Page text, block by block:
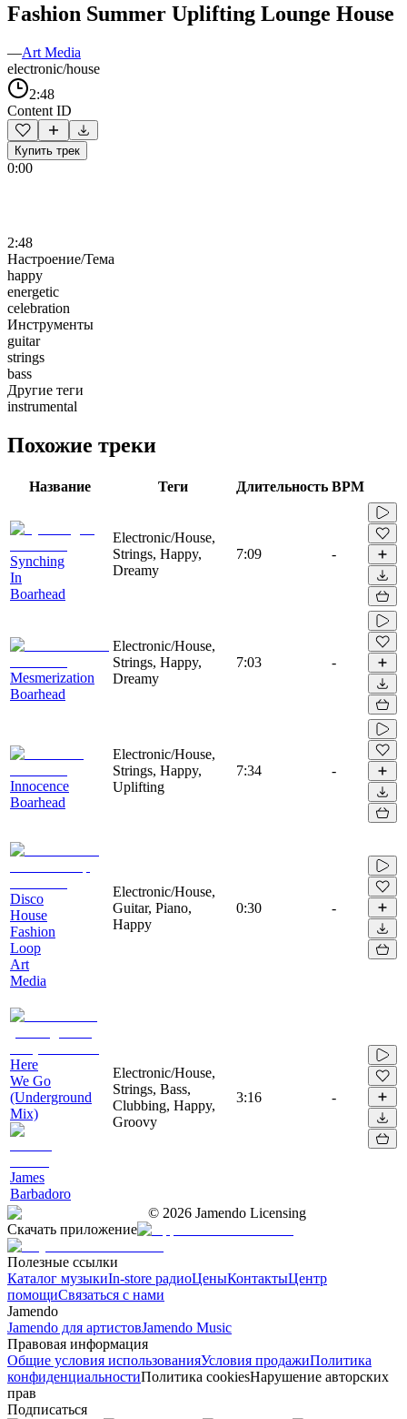
Fashion Summer Uplifting Lounge House
—Art Media
electronic/house
2:48
Content ID
Купить трек
0:00
2:48
Настроение/Тема
happy
energetic
celebration
Инструменты
guitar
strings
bass
Другие теги
instrumental
Похожие треки
Название Теги Длительность BPM
Synching
In
Boarhead
Electronic/House,
Strings, Happy,
Dreamy
7:09 -
Mesmerization
Boarhead
Electronic/House,
Strings, Happy,
Dreamy
7:03 -
Innocence
Boarhead
Electronic/House,
Strings, Happy,
Uplifting
7:34 -
Disco
House
Fashion
Loop
Art
Media
Electronic/House,
Guitar, Piano,
Happy
0:30 -
Here
We Go
(Underground
Mix)
James
Barbadoro
Electronic/House,
Strings, Bass,
Clubbing, Happy,
Groovy
3:16 -
© 2026 Jamendo Licensing
Скачать приложение
Полезные ссылки
Каталог музыкиIn-store радиоЦеныКонтактыЦентр
помощиСвязаться с нами
Jamendo
Jamendo для артистовJamendo Music
Правовая информация
Общие условия использованияУсловия продажиПолитика
конфиденциальностиПолитика cookiesНарушение авторских
прав
Подписаться